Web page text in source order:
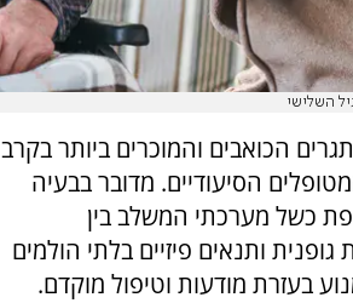
השלישי
הכואבים והמוכרים ביותר בקרב
הסיעודיים. מדובר בבעיה
כשל מערכתי המשלב בין
ותנאים פיזיים בלתי הולמים
בעזרת מודעות וטיפול מוקדם.